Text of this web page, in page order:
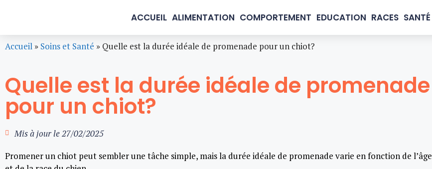
ACCUEIL ALIMENTATION COMPORTEMENT EDUCATION RACES SANTÉ
Accueil » Soins et Santé » Quelle est la durée idéale de promenade pour un chiot?
Quelle est la durée idéale de promenade
pour un chiot?
Mis à jour le27/02/2025
Promener un chiot peut sembler une tâche simple, mais la durée idéale de promenade varie en fonction de l’âge